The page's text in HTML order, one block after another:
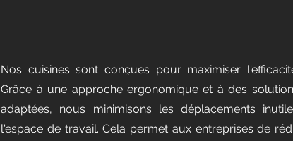
Nos cuisines sont conçues pour maximiser
Grâce à une approche ergonomique et à des
adaptées, nous minimisons les déplacements
l'espace de travail. Cela permet aux entreprises de